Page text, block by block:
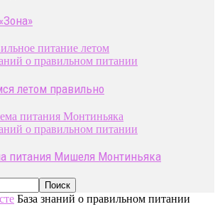
о правильном питании
летом правильно
о правильном питании
питания Мишеля Монтиньяка
База знаний о правильном питании